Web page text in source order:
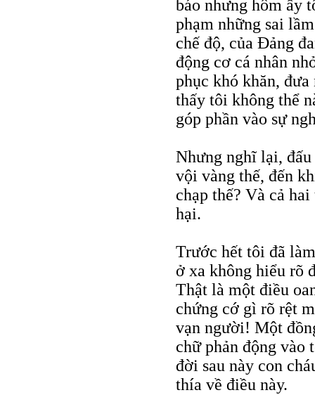
báo nhưng hôm ấy
phạm những sai
chế độ, của Đảng
động cơ cá nhân
phục khó khăn,
thấy tôi không thể
góp phần vào sự
Nhưng nghĩ lại,
vội vàng thế, đến
chạp thế? Và cả
hại.
Trước hết tôi đã
ở xa không hiểu rõ
Thật là một điều
chứng cớ gì rõ rệt
vạn người! Một
chữ phản động vào
đời sau này con
thía về điều này.